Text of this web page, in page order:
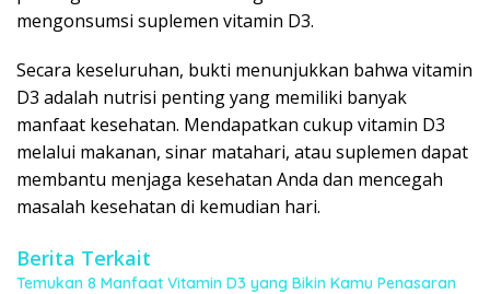
mengonsumsi suplemen vitamin D3.
Secara keseluruhan, bukti menunjukkan bahwa vitamin
D3 adalah nutrisi penting yang memiliki banyak
manfaat kesehatan. Mendapatkan cukup vitamin D3
melalui makanan, sinar matahari, atau suplemen dapat
membantu menjaga kesehatan Anda dan mencegah
masalah kesehatan di kemudian hari.
Berita Terkait
Temukan 8 Manfaat Vitamin D3 yang Bikin Kamu Penasaran